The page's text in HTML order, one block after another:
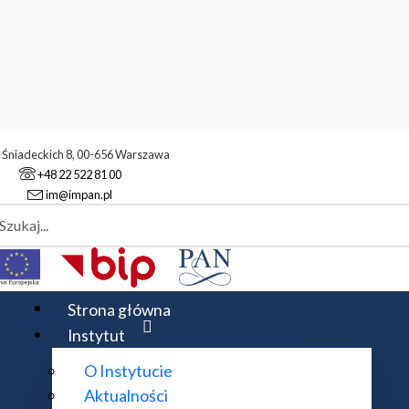
Śniadeckich 8, 00-656 Warszawa
+48 22 522 81 00
im@impan.pl
Strona główna
Instytut
O Instytucie
Aktualności
Naukowców